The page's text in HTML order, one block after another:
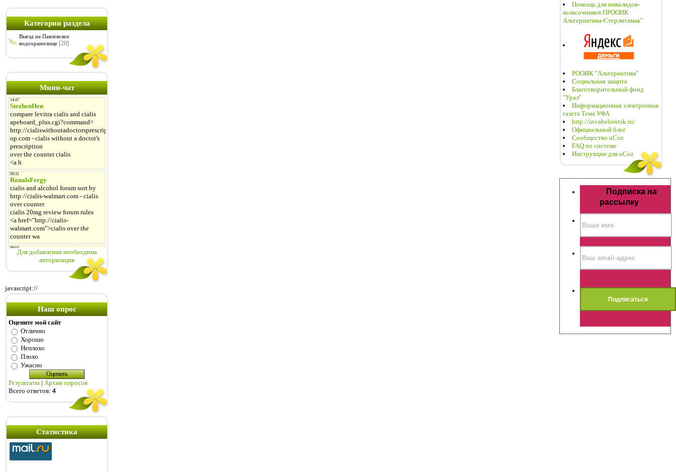
Категории раздела
Выезд на Павловское
водохранилище [20]
Мини-чат
Для добавления необходима
авторизация
javascript://
Наш опрос
Оцените мой сайт
Отлично
Хорошо
Неплохо
Плохо
Ужасно
Результаты | Архив опросов
Всего ответов: 4
Статистика
Помощь для инвалидов-
колясочников ПРООИК
Альтернатива-Стерлитамак"
РООИК "Альтернатива"
Социальная защита
Благотворительный фонд
"Урал"
Информационная электронная
газета Тема УФА
http://invabeloretsk.ru/
Официальный блог
Сообщество uCoz
FAQ по системе
Инструкции для uCoz
Подписка на
рассылку